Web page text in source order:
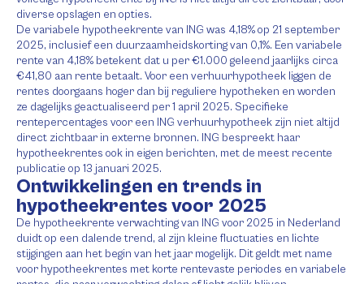
diverse opslagen en opties.
De variabele hypotheekrente van ING was 4,18% op 21 september
2025, inclusief een duurzaamheidskorting van 0,1%. Een variabele
rente van 4,18% betekent dat u per €1.000 geleend jaarlijks circa
€41,80 aan rente betaalt. Voor een verhuurhypotheek liggen de
rentes doorgaans hoger dan bij reguliere hypotheken en worden
ze dagelijks geactualiseerd per 1 april 2025. Specifieke
rentepercentages voor een ING verhuurhypotheek zijn niet altijd
direct zichtbaar in externe bronnen. ING bespreekt haar
hypotheekrentes ook in eigen berichten, met de meest recente
publicatie op 13 januari 2025.
Ontwikkelingen en trends in
hypotheekrentes voor 2025
De hypotheekrente verwachting van ING voor 2025 in Nederland
duidt op een dalende trend, al zijn kleine fluctuaties en lichte
stijgingen aan het begin van het jaar mogelijk. Dit geldt met name
voor hypotheekrentes met korte rentevaste periodes en variabele